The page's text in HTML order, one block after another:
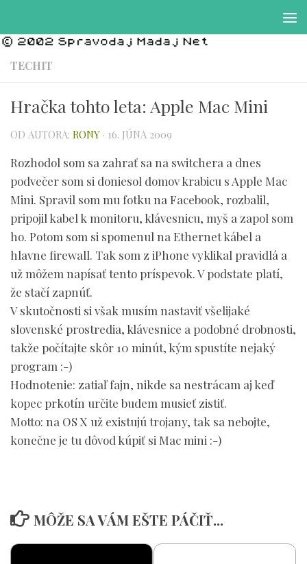
TECHIT
Hračka tohto leta: Apple Mac Mini
OD AUTORA: RONY · 16. JÚNA 2009
Rozhodol som sa zahrať sa na switchera a dnes
podvečer som si doniesol domov krabicu s Apple Mac
Mini. Spravil som mu fotku na Facebook, rozbalil,
pripojil kabel k monitoru, klávesnicu, myš a zapol som
ho. Potom som si spomenul na Ethernet kábel a
hlavne firewall. Tak som z iPhone vyklikal pravidlá a
už môžem napísať tento príspevok. V podstate platí,
že stačí zapnúť.
V skutočnosti si však musím nastaviť všelijaké
slovenské prostredia, klávesnice a podobné drobnosti,
takže počítajte skôr 10 minút, kým spustíte nejaký
program :-)
Hodnotenie: zatiaľ fajn, nikde sa nestrácam aj keď
kopec prkotín určite budem musieť zistiť.
Motto: na OS X už existujú trojany, tak sa nebojte,
konečne je tu dôvod kúpiť si Mac mini :-)
MÔŽE SA VÁM EŠTE PÁČIŤ...